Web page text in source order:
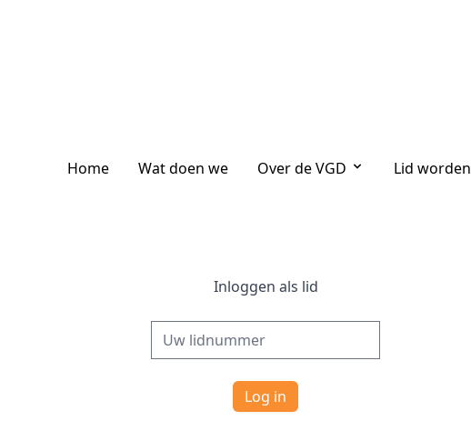
Home Wat doen we Over de VGD Lid worden
Inloggen als lid